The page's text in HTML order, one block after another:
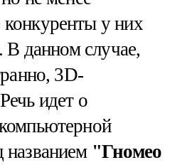
у них
В данном случае,
3D-
идет о
названием"Гномео